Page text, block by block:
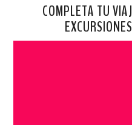
COMPLETA TU